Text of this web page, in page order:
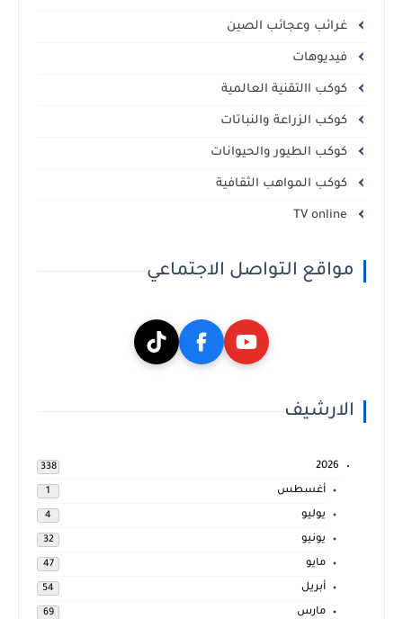
غرائب وعجائب الصين
فيديوهات
كوكب االتقنية العالمية
كوكب الزراعة والنباتات
كوكب الطيور والحيوانات
كوكب المواهب الثقافية
مواقع التواصل الاجتماعي
الارشيف
2026
338
أغسطس 1
يوليو 4
يونيو 32
مايو 47
أبريل 54
مارس 69